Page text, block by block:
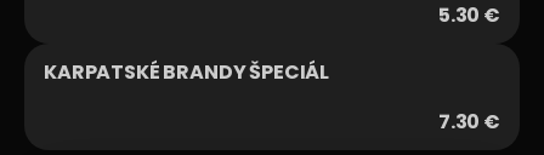
5.30 €
KARPATSKÉ BRANDY ŠPECIÁL
7.30 €